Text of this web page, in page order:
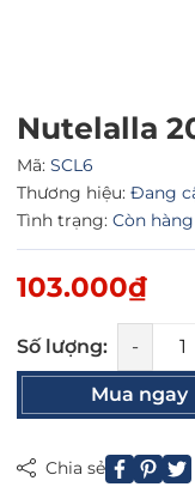
Nutelalla
Mã: SCL6
Thương hiệu: Đang
Tình trạng: Còn hàng
103.000₫
Số lượng: -
Mua ngay
Chia sẻ
Điều kiện: